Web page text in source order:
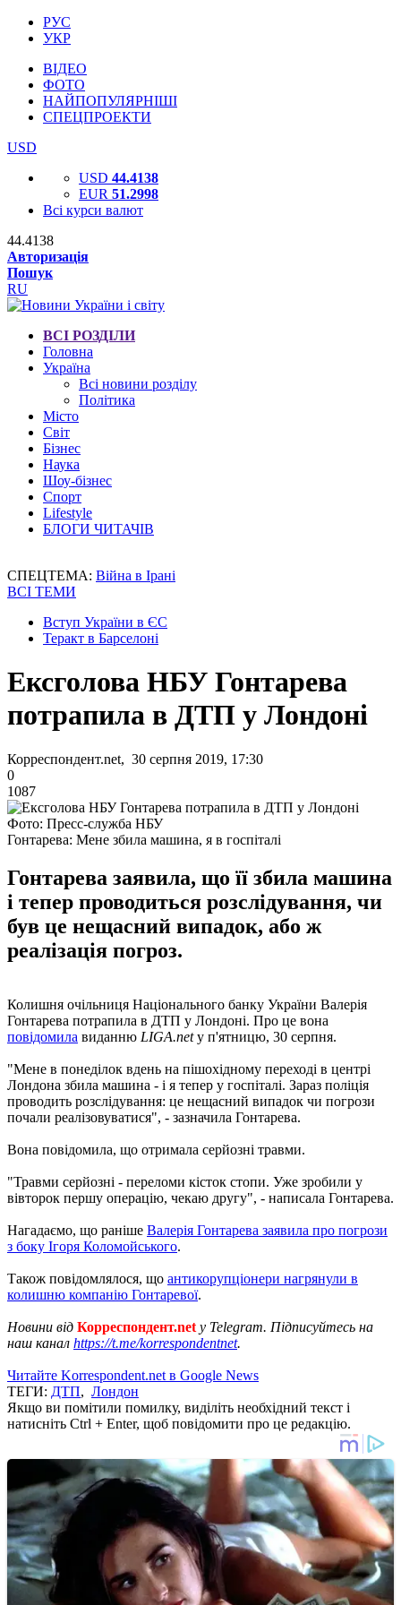
РУС
УКР
ВІДЕО
ФОТО
НАЙПОПУЛЯРНІШІ
СПЕЦПРОЕКТИ
USD
USD 44.4138
EUR 51.2998
Всі курси валют
44.4138
Авторизація
Пошук
RU
ВСІ РОЗДІЛИ
Головна
Україна
Всі новини розділу
Політика
Місто
Світ
Бізнес
Наука
Шоу-бізнес
Спорт
Lifestyle
БЛОГИ ЧИТАЧІВ
СПЕЦТЕМА: Війна в Ірані
ВСІ ТЕМИ
Вступ України в ЄС
Теракт в Барселоні
Ексголова НБУ Гонтарева
потрапила в ДТП у Лондоні
Корреспондент.net, 30 серпня 2019, 17:30
0
1087
Фото: Пресс-служба НБУ
Гонтарева: Мене збила машина, я в госпіталі
Гонтарева заявила, що її збила машина
і тепер проводиться розслідування, чи
був це нещасний випадок, або ж
реалізація погроз.
Колишня очільниця Національного банку України Валерія
Гонтарева потрапила в ДТП у Лондоні. Про це вона
повідомила виданню LIGA.netу п'ятницю, 30 серпня.
"Мене в понеділок вдень на пішохідному переході в центрі
Лондона збила машина - і я тепер у госпіталі. Зараз поліція
проводить розслідування: це нещасний випадок чи погрози
почали реалізовуватися", - зазначила Гонтарева.
Вона повідомила, що отримала серйозні травми.
"Травми серйозні - переломи кісток стопи. Уже зробили у
вівторок першу операцію, чекаю другу", - написала Гонтарева.
Нагадаємо, що раніше Валерія Гонтарева заявила про погрози
з боку Ігоря Коломойського.
Також повідомлялося, що антикорупціонери нагрянули в
колишню компанію Гонтаревої.
Новини від Корреспондент.net у Telegram. Підписуйтесь на
наш канал https://t.me/korrespondentnet.
Читайте Korrespondent.net в Google News
ТЕГИ: ДТП, Лондон
Якщо ви помітили помилку, виділіть необхідний текст і
натисніть Ctrl + Enter, щоб повідомити про це редакцію.